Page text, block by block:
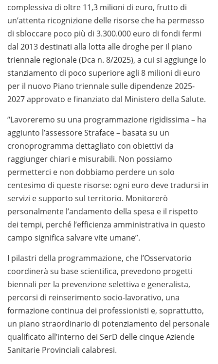
complessiva di oltre 11,3 milioni di euro, frutto di
un’attenta ricognizione delle risorse che ha permesso
di sbloccare poco più di 3.300.000 euro di fondi fermi
dal 2013 destinati alla lotta alle droghe per il piano
triennale regionale (Dca n. 8/2025), a cui si aggiunge lo
stanziamento di poco superiore agli 8 milioni di euro
per il nuovo Piano triennale sulle dipendenze 2025-
2027 approvato e finanziato dal Ministero della Salute.
“Lavoreremo su una programmazione rigidissima – ha
aggiunto l’assessore Straface – basata su un
cronoprogramma dettagliato con obiettivi da
raggiunger chiari e misurabili. Non possiamo
permetterci e non dobbiamo perdere un solo
centesimo di queste risorse: ogni euro deve tradursi in
servizi e supporto sul territorio. Monitorerò
personalmente l’andamento della spesa e il rispetto
dei tempi, perché l’efficienza amministrativa in questo
campo significa salvare vite umane”.
I pilastri della programmazione, che l’Osservatorio
coordinerà su base scientifica, prevedono progetti
biennali per la prevenzione selettiva e generalista,
percorsi di reinserimento socio-lavorativo, una
formazione continua dei professionisti e, soprattutto,
un piano straordinario di potenziamento del personale
qualificato all’interno dei SerD delle cinque Aziende
Sanitarie Provinciali calabresi.